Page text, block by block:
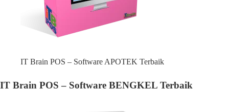
IT Brain POS – Software APOTEK Terbaik
IT Brain POS – Software BENGKEL Terbaik